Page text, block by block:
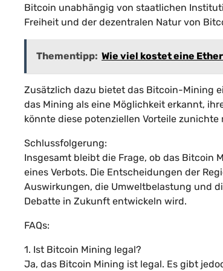
Bitcoin unabhängig von staatlichen
Freiheit und der dezentralen Natur von
Thementipp: Wie viel kostet eine
Zusätzlich dazu bietet das Bitcoin-Mining
das Mining als eine Möglichkeit erkannt,
könnte diese potenziellen Vorteile
Schlussfolgerung:
Insgesamt bleibt die Frage, ob das Bitcoin
eines Verbots. Die Entscheidungen der
Auswirkungen, die Umweltbelastung und
Debatte in Zukunft entwickeln wird.
FAQs:
1. Ist Bitcoin Mining legal?
Ja, das Bitcoin Mining ist legal. Es gibt